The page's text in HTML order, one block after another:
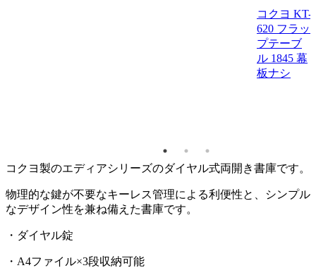
コクヨ KT-
620 フラッ
プテーブ
ル 1845 幕
板ナシ
コクヨ製のエディアシリーズのダイヤル式両開き書庫です。
物理的な鍵が不要なキーレス管理による利便性と、シンプル
なデザイン性を兼ね備えた書庫です。
・ダイヤル錠
・A4ファイル×3段収納可能